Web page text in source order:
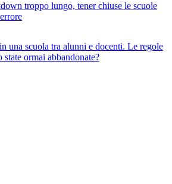
troppo lungo, tener chiuse le scuole
una scuola tra alunni e docenti. Le regole
ormai abbandonate?